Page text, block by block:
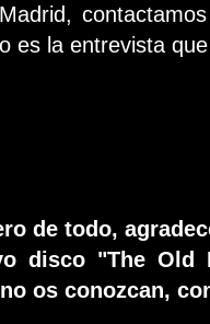
es la entrevista
de todo,
disco "The Old
os conozcan,